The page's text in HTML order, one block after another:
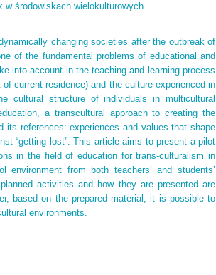
w środowiskach wielokulturowych.
changing societies after the outbreak of
of the fundamental problems of educational and
into account in the teaching and learning process
current residence) and the culture experienced in
cultural structure of individuals in multicultural
a transcultural approach to creating the
references: experiences and values that shape
“getting lost”. This article aims to present a pilot
in the field of education for trans-culturalism in
from both teachers’ and students’
activities and how they are presented are
based on the prepared material, it is possible to
environments.